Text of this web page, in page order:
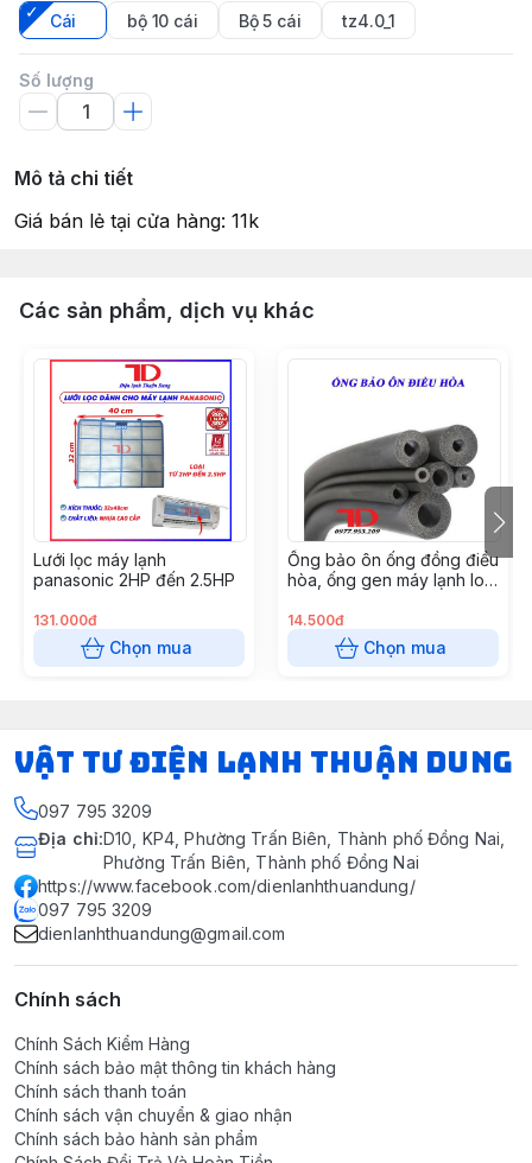
Cái
bộ 10 cái Bộ 5 cái tz4.0_1
Số lượng
Mô tả chi tiết
Giá bán lẻ tại cửa hàng: 11k
Các sản phẩm, dịch vụ khác
Lưới lọc máy lạnh
panasonic 2HP đến 2.5HP
131.000đ
Chọn mua
Ống bảo ôn ống đồng điều
hòa, ống gen máy lạnh loại
2 mét
14.500đ
Chọn mua
VẬT TƯ ĐIỆN LẠNH THUẬN DUNG
097 795 3209
Địa chỉ:D10, KP4, Phường Trấn Biên, Thành phố Đồng Nai,
Phường Trấn Biên, Thành phố Đồng Nai
https://www.facebook.com/dienlanhthuandung/
097 795 3209
dienlanhthuandung@gmail.com
Chính sách
Chính Sách Kiểm Hàng
Chính sách bảo mật thông tin khách hàng
Chính sách thanh toán
Chính sách vận chuyển & giao nhận
Chính sách bảo hành sản phẩm